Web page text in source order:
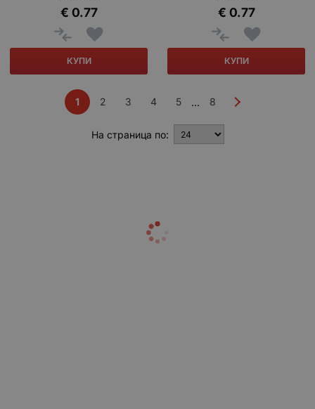
0.77
€
КУПИ
0.77
€
КУПИ
1 2 3 4 5 ... 8
На страница по: